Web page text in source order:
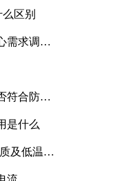
区别
需求调研
符合防爆
是什么
及低温冲